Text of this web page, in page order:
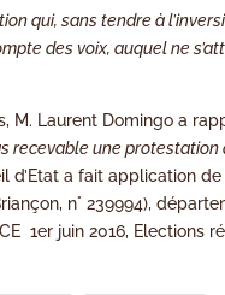
qui, sans tendre à
des voix, auquel ne
M. Laurent Domingo a
recevable une
d’Etat a fait application
n° 239994),
1er juin 2016, Elections